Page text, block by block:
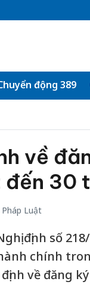
động 389
về
đến 30
Luật
định số
chính
về đăng